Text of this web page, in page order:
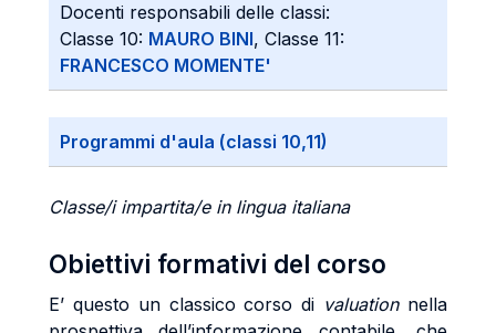
Docenti responsabili delle classi:
Classe 10: MAURO BINI, Classe 11:
FRANCESCO MOMENTE'
Programmi d'aula (classi 10,11)
Classe/i impartita/e in lingua italiana
Obiettivi formativi del corso
E’ questo un classico corso di valuationnella